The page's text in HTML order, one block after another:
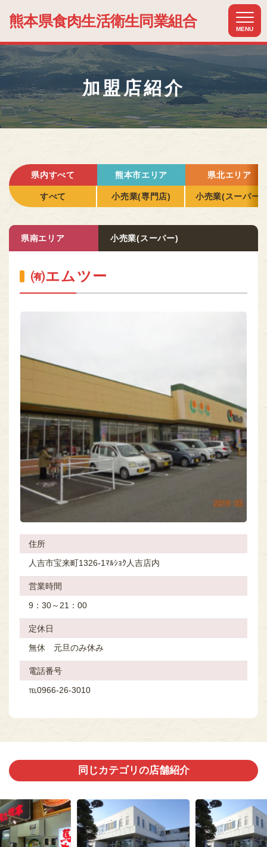
熊本県食肉生活衛生同業組合
加盟店紹介
県内すべて 熊本市エリア 県北エリア
すべて 小売業(専門店) 小売業(スーパー)
県南エリア 小売業(スーパー)
㈲エムツー
住所
人吉市宝来町1326-1ﾏﾙｼｮｸ人吉店内
営業時間
9：30～21：00
定休⽇
無休 元旦のみ休み
電話番号
℡0966-26-3010
同じカテゴリの店舗紹介
MENU
ホーム
HOME
組合について
ABOUT US
加盟店紹介
MEMBER
関連組織紹介
お知らせ
NEWS
096-372-4994
電話
受付
9:00〜17:00